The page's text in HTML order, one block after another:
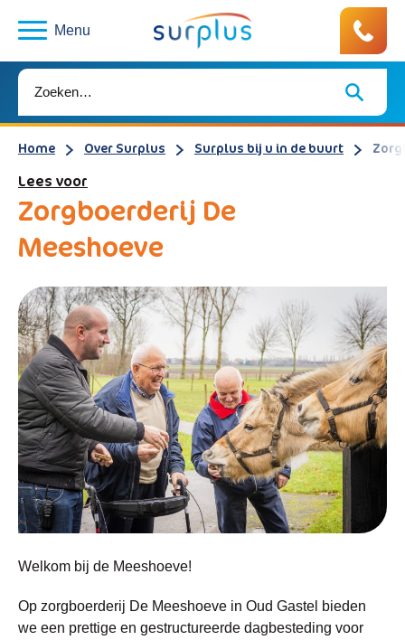
Menu
Home Over Surplus Surplus bij u in de buurt
Lees voor
Zorgboerderij De
Meeshoeve
Welkom bij de Meeshoeve!
Op zorgboerderij De Meeshoeve in Oud Gastel bieden
we een prettige en gestructureerde dagbesteding voor